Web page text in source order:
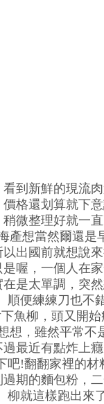
到新鮮的現流
價格還划算就下
微整理好就一
產想當然爾還是
出國前就想說來
是喔，一個人在
是太單調，突
順便練練刀也不
魚柳，頭又開
想，雖然平常不
最近有點炸上
吧!翻翻家裡的材
期的麵包粉，
柳就這樣跑出來